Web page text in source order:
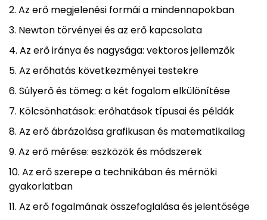
Az erő megjelenési formái a mindennapokban
Newton törvényei és az erő kapcsolata
Az erő iránya és nagysága: vektoros jellemzők
Az erőhatás következményei testekre
Súlyerő és tömeg: a két fogalom elkülönítése
Kölcsönhatások: erőhatások típusai és példák
Az erő ábrázolása grafikusan és matematikailag
Az erő mérése: eszközök és módszerek
Az erő szerepe a technikában és mérnöki
gyakorlatban
Az erő fogalmának összefoglalása és jelentősége